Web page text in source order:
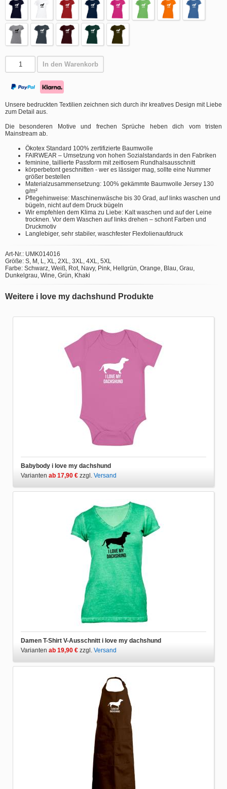
In den Warenkorb
Unsere bedruckten Textilien zeichnen sich durch ihr kreatives Design mit Liebe
zum Detail aus.
Die besonderen Motive und frechen Sprüche heben dich vom tristen
Mainstream ab.
Ökotex Standard 100% zertifizierte Baumwolle
FAIRWEAR – Umsetzung von hohen Sozialstandards in den Fabriken
feminine, taillierte Passform mit zeitlosem Rundhalsausschnitt
körperbetont geschnitten - wer es lässiger mag, sollte eine Nummer
größer bestellen
Materialzusammensetzung: 100% gekämmte Baumwolle Jersey 130
g/m²
Pflegehinweise: Maschinenwäsche bis 30 Grad, auf links waschen und
bügeln, nicht auf dem Druck bügeln
Wir empfehlen dem Klima zu Liebe: Kalt waschen und auf der Leine
trocknen. Vor dem Waschen auf links drehen – schont Farben und
Druckmotiv
Langlebiger, sehr stabiler, waschfester Flexfolienaufdruck
Art-Nr.: UMK014016
Größe: S, M, L, XL, 2XL, 3XL, 4XL, 5XL
Farbe: Schwarz, Weiß, Rot, Navy, Pink, Hellgrün, Orange, Blau, Grau,
Dunkelgrau, Wine, Grün, Khaki
Weitere i love my dachshund Produkte
Babybody i love my dachshund
Varianten ab 17,90 € zzgl. Versand
Damen T-Shirt V-Ausschnitt i love my dachshund
Varianten ab 19,90 € zzgl. Versand